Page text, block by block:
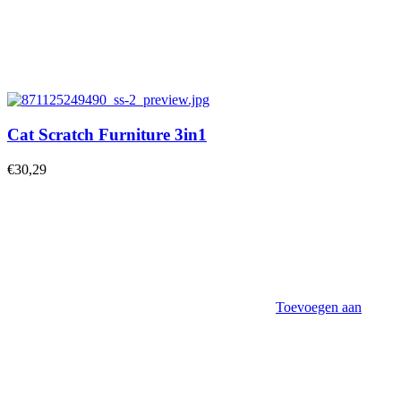
Cat Scratch Furniture 3in1
€30,29
Toevoegen aan